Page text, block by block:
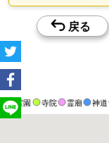
霊園 寺院 霊廟 神道